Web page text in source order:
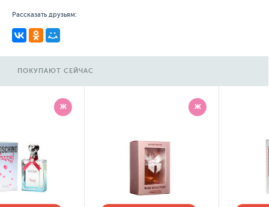
Рассказать друзьям:
ПОКУПАЮТ СЕЙЧАС